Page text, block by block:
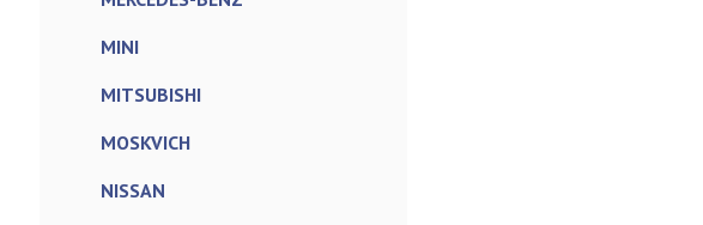
MINI
MITSUBISHI
MOSKVICH
NISSAN